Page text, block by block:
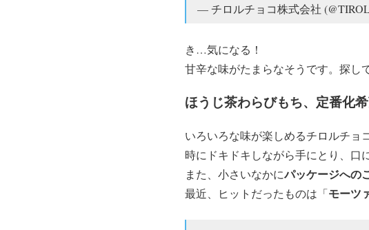
— チロルチョコ株式会社
き…気になる！
甘辛な味がたまらなそうです。探し
ほうじ茶わらびもち、定番化
いろいろな味が楽しめるチロルチョコ
時にドキドキしながら手にとり、口
また、小さいなかにパッケージへの
最近、ヒットだったものは「モーツ